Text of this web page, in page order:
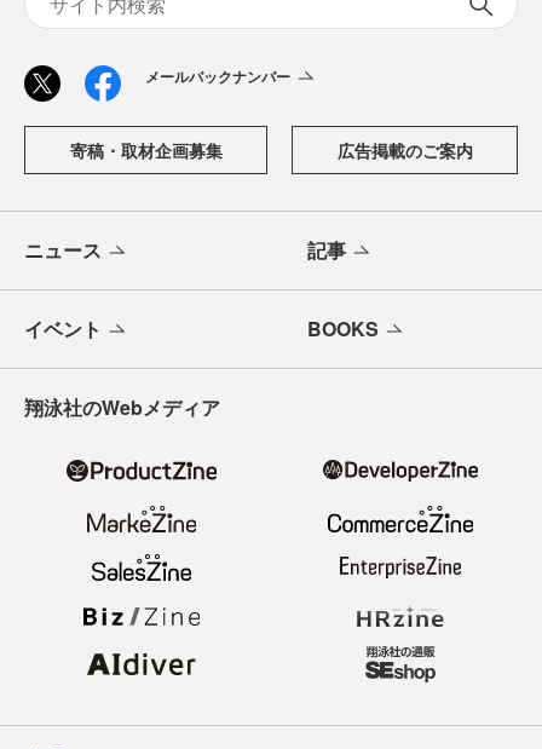
メールバックナンバー
寄稿・取材企画募集 広告掲載のご案内
ニュース 記事
イベント BOOKS
翔泳社のWebメディア